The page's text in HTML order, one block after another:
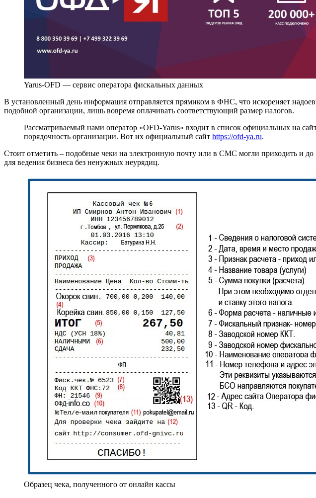
Yarus-OFD — сервис оператора фискальных данных
В установленный день информация отправляется прямиком в ФНС, что искореняет
подобной организации, лишь вовремя оплачивать соответствующий размер налогов.
Рассматриваемый нами оператор «OFD-Yarus» входит в список официальных на
порядочность организации. Вот их официальный сайт https://ofd-ya.ru.
Стоит отметить – подобные чеки на электронную почту или в СМС могли приходить и до
для ведения бизнеса без ненужных неурядиц.
Образец чека, полученного от онлайн кассы